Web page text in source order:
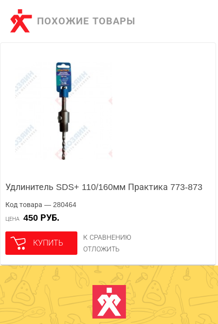
ПОХОЖИЕ ТОВАРЫ
Удлинитель SDS+ 110/160мм Практика 773-873
Код товара — 280464
ЦЕНА 450 РУБ.
КУПИТЬ
К СРАВНЕНИЮ
ОТЛОЖИТЬ